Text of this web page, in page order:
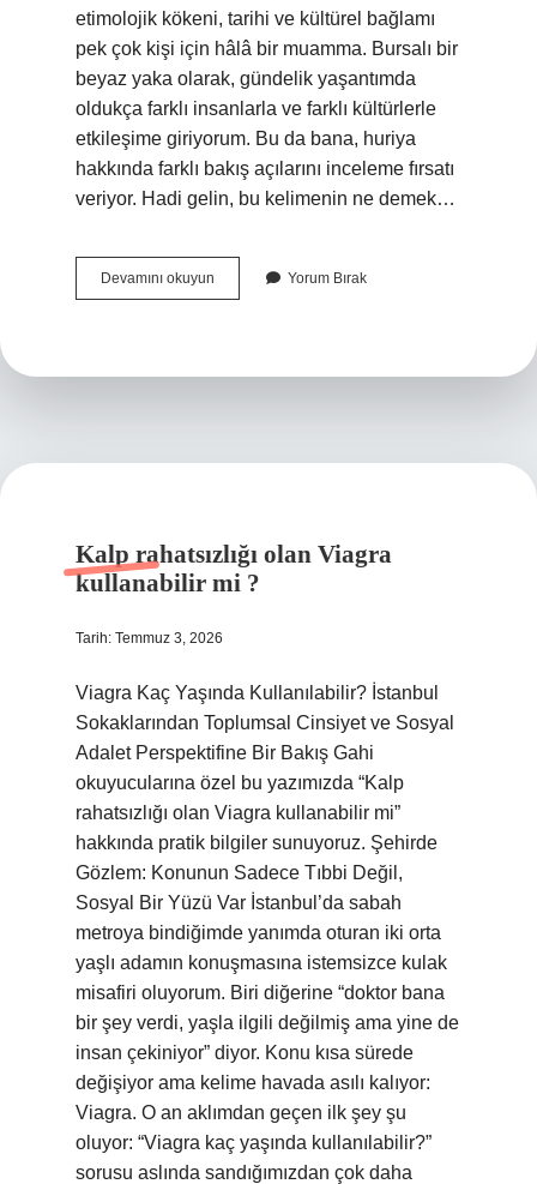
etimolojik kökeni, tarihi ve kültürel bağlamı
pek çok kişi için hâlâ bir muamma. Bursalı bir
beyaz yaka olarak, gündelik yaşantımda
oldukça farklı insanlarla ve farklı kültürlerle
etkileşime giriyorum. Bu da bana, huriya
hakkında farklı bakış açılarını inceleme fırsatı
veriyor. Hadi gelin, bu kelimenin ne demek…
Devamını okuyun
ne
Yorum Bırak
Kalp rahatsızlığı olan Viagra
kullanabilir mi ?
Tarih: Temmuz 3, 2026
Viagra Kaç Yaşında Kullanılabilir? İstanbul
Sokaklarından Toplumsal Cinsiyet ve Sosyal
Adalet Perspektifine Bir Bakış Gahi
okuyucularına özel bu yazımızda “Kalp
rahatsızlığı olan Viagra kullanabilir mi”
hakkında pratik bilgiler sunuyoruz. Şehirde
Gözlem: Konunun Sadece Tıbbi Değil,
Sosyal Bir Yüzü Var İstanbul’da sabah
metroya bindiğimde yanımda oturan iki orta
yaşlı adamın konuşmasına istemsizce kulak
misafiri oluyorum. Biri diğerine “doktor bana
bir şey verdi, yaşla ilgili değilmiş ama yine de
insan çekiniyor” diyor. Konu kısa sürede
değişiyor ama kelime havada asılı kalıyor:
Viagra. O an aklımdan geçen ilk şey şu
oluyor: “Viagra kaç yaşında kullanılabilir?”
sorusu aslında sandığımızdan çok daha